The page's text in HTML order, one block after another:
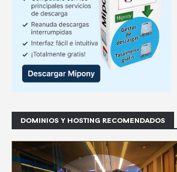
DOMINIOS Y HOSTING RECOMENDADOS